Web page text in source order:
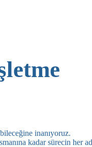
inanıyoruz.
kadar sürecin her